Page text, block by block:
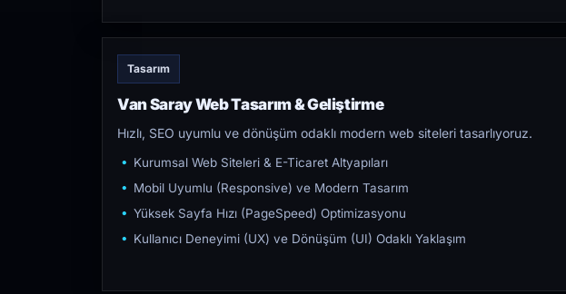
Tasarım
Van Saray Web Tasarım & Geliştirme
Hızlı, SEO uyumlu ve dönüşüm odaklı modern web siteleri tasarlıyoruz.
Kurumsal Web Siteleri & E-Ticaret Altyapıları
Mobil Uyumlu (Responsive) ve Modern Tasarım
Yüksek Sayfa Hızı (PageSpeed) Optimizasyonu
Kullanıcı Deneyimi (UX) ve Dönüşüm (UI) Odaklı Yaklaşım